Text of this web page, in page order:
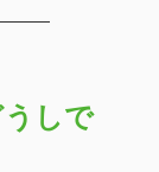
しで